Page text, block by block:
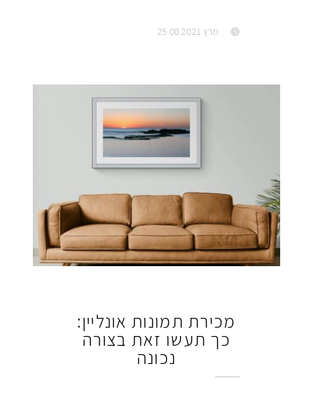
מרץ 25.08.2021
מכירת תמונות אונליין:
כך תעשו זאת בצורה
נכונה